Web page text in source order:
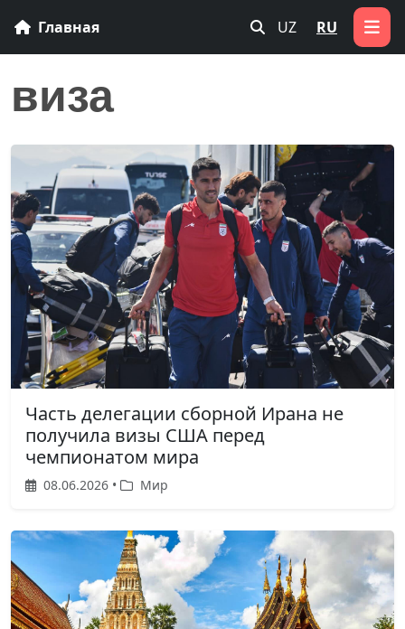
Главная UZ RU
виза
Часть делегации сборной Ирана не
получила визы США перед
чемпионатом мира
08.06.2026 • Мир